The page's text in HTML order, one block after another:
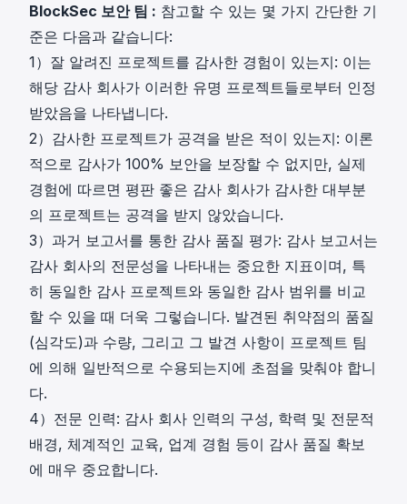
BlockSec 보안 팀 : 참고할 수 있는 몇 가지 간단한 기
준은 다음과 같습니다:
1）잘 알려진 프로젝트를 감사한 경험이 있는지: 이는
해당 감사 회사가 이러한 유명 프로젝트들로부터 인정
받았음을 나타냅니다.
2）감사한 프로젝트가 공격을 받은 적이 있는지: 이론
적으로 감사가 100% 보안을 보장할 수 없지만, 실제
경험에 따르면 평판 좋은 감사 회사가 감사한 대부분
의 프로젝트는 공격을 받지 않았습니다.
3）과거 보고서를 통한 감사 품질 평가: 감사 보고서는
감사 회사의 전문성을 나타내는 중요한 지표이며, 특
히 동일한 감사 프로젝트와 동일한 감사 범위를 비교
할 수 있을 때 더욱 그렇습니다. 발견된 취약점의 품질
(심각도)과 수량, 그리고 그 발견 사항이 프로젝트 팀
에 의해 일반적으로 수용되는지에 초점을 맞춰야 합니
다.
4）전문 인력: 감사 회사 인력의 구성, 학력 및 전문적
배경, 체계적인 교육, 업계 경험 등이 감사 품질 확보
에 매우 중요합니다.